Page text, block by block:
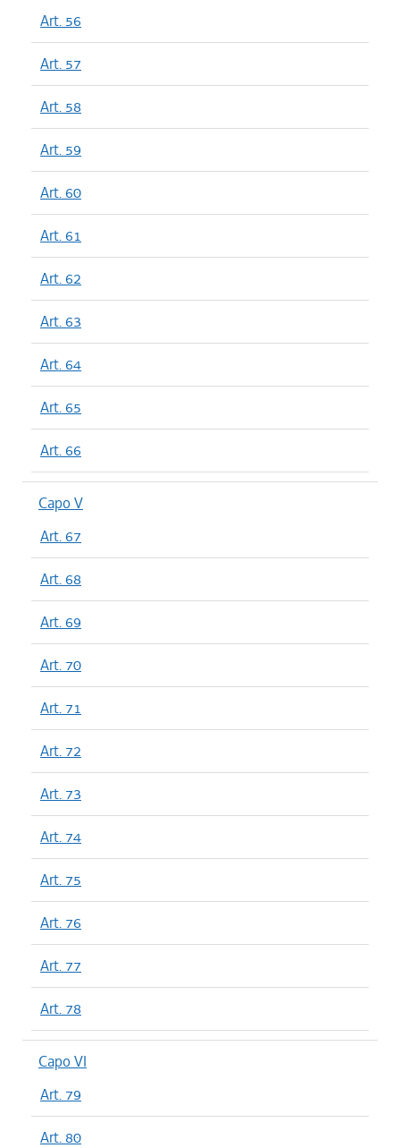
Art. 56
Art. 57
Art. 58
Art. 59
Art. 60
Art. 61
Art. 62
Art. 63
Art. 64
Art. 65
Art. 66
Capo V
Art. 67
Art. 68
Art. 69
Art. 70
Art. 71
Art. 72
Art. 73
Art. 74
Art. 75
Art. 76
Art. 77
Art. 78
Capo VI
Art. 79
Art. 80